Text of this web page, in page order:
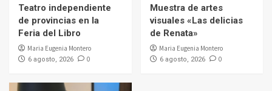
Teatro independiente
de provincias en la
Feria del Libro
Maria Eugenia Montero
6 agosto, 2026 0
Muestra de artes
visuales «Las delicias
de Renata»
Maria Eugenia Montero
6 agosto, 2026 0